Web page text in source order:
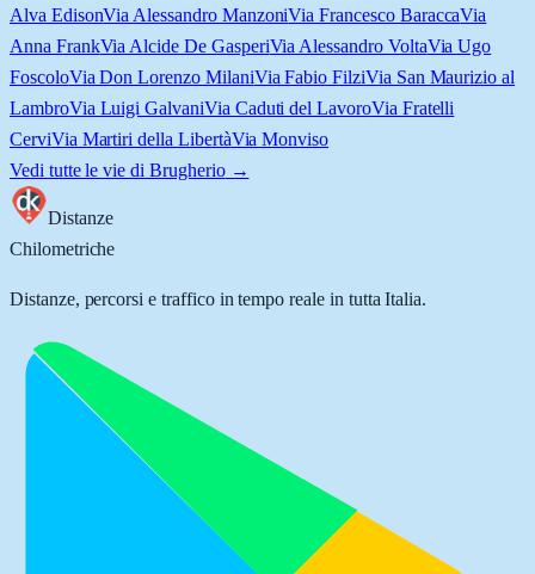
Alva EdisonVia Alessandro ManzoniVia Francesco BaraccaVia
Anna FrankVia Alcide De GasperiVia Alessandro VoltaVia Ugo
FoscoloVia Don Lorenzo MilaniVia Fabio FilziVia San Maurizio al
LambroVia Luigi GalvaniVia Caduti del LavoroVia Fratelli
CerviVia Martiri della LibertàVia Monviso
Vedi tutte le vie di Brugherio→
Distanze
Chilometriche
Distanze, percorsi e traffico in tempo reale in tutta Italia.